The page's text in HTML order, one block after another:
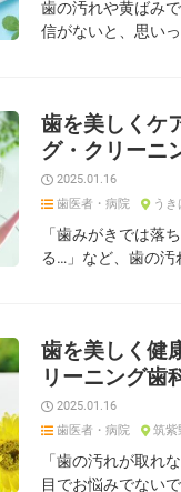
歯の汚れや黄ばみ
信がないと、思い
歯を美しくケ
グ・クリーニ
2025.01.16
歯医者・病院
うき
「歯みがきでは落
る…」など、歯の
歯を美しく健
リーニング歯
2025.01.16
歯医者・病院
筑紫
「歯の汚れが取れ
目でお悩みでない